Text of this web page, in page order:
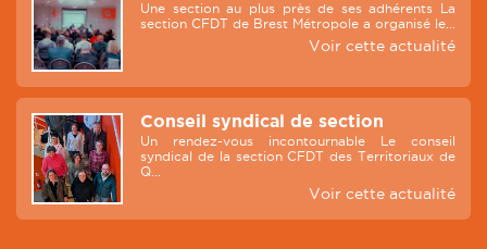
Une section au plus près de ses adhérents La
section CFDT de Brest Métropole a organisé le...
Voir cette actualité
Conseil syndical de section
Un rendez-vous incontournable Le conseil
syndical de la section CFDT des Territoriaux de
Q...
Voir cette actualité